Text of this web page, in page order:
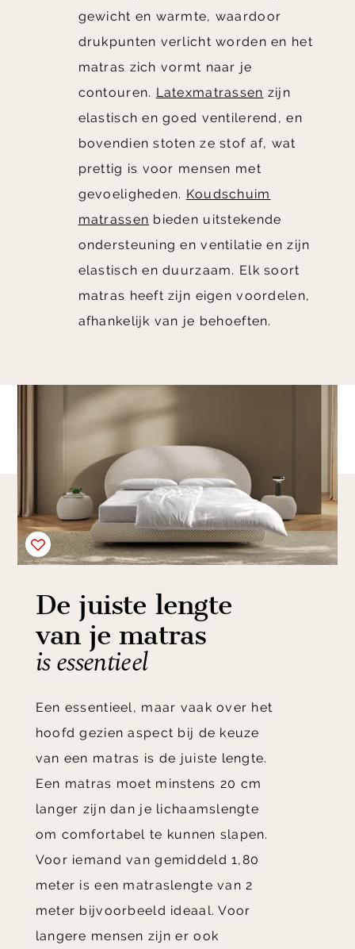
gewicht en warmte, waardoor
drukpunten verlicht worden en het
matras zich vormt naar je
contouren. Latexmatrassen zijn
elastisch en goed ventilerend, en
bovendien stoten ze stof af, wat
prettig is voor mensen met
gevoeligheden. Koudschuim
matrassen bieden uitstekende
ondersteuning en ventilatie en zijn
elastisch en duurzaam. Elk soort
matras heeft zijn eigen voordelen,
afhankelijk van je behoeften.
De juiste lengte
van je matras
is essentieel
Een essentieel, maar vaak over het
hoofd gezien aspect bij de keuze
van een matras is de juiste lengte.
Een matras moet minstens 20 cm
langer zijn dan je lichaamslengte
om comfortabel te kunnen slapen.
Voor iemand van gemiddeld 1,80
meter is een matraslengte van 2
meter bijvoorbeeld ideaal. Voor
langere mensen zijn er ook